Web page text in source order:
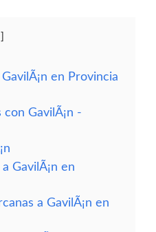
en Provincia
GavilÃ¡n -
GavilÃ¡n en
a GavilÃ¡n en